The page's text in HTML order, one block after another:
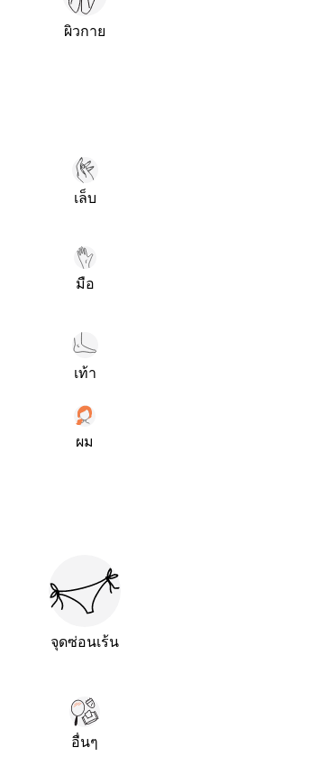
ผิวกาย
เล็บ
มือ
เท้า
ผม
จุดซ่อนเร้น
อื่นๆ